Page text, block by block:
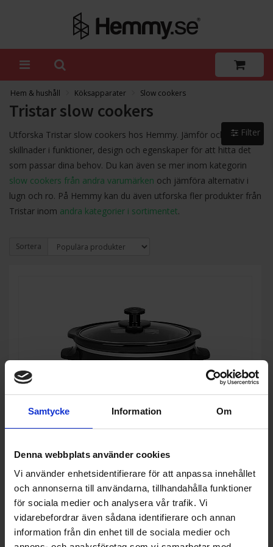
Samtycke Information Om
Denna webbplats använder cookies
Vi använder enhetsidentifierare för att anpassa innehållet
och annonserna till användarna, tillhandahålla funktioner
för sociala medier och analysera vår trafik. Vi
vidarebefordrar även sådana identifierare och annan
information från din enhet till de sociala medier och
Hem & hushåll Köksapparater Slow cookers
Tristar slow cookers
Utforska Tristar slow cookers hos Hemmy. Jämför och se
skillnader i funktioner, design och egenskaper för att hitta det
som passar dina behov. Du kan även se mer inom kategorin
slow cookers från andra varumärken och jämföra alternativ i
lugn och ro. På Hemmy kan du även utforska fler produkter från
Tristar inom andra kategorier i sortimentet.
Sortera
Slow cooker
TristarVS-3915 - Svart, Termostat & Keramisk behållare
Effekt (w): 180
586:-
Filter